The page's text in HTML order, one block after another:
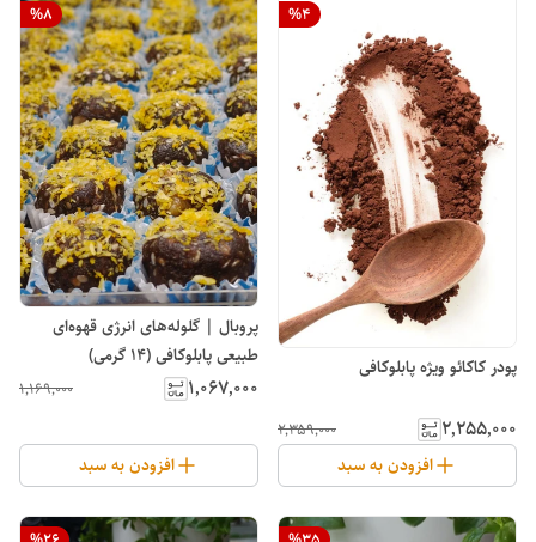
%4
پودر کاکائو ویژه پابلوکافی
۲٬۲۵۵٬۰۰۰ ۲٬۳۵۹٬۰۰۰
افزودن به سبد
%8
پروبال | گلوله‌های انرژی قهوه‌ای
طبیعی پابلوکافی (14 گرمی)
۱٬۰۶۷٬۰۰۰ ۱٬۱۶۹٬۰۰۰
افزودن به سبد